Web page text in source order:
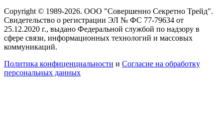
Copyright © 1989-2026. ООО "Совершенно Секретно Трейд".
Свидетельство о регистрации ЭЛ № ФС 77-79634 от
25.12.2020 г., выдано Федеральной службой по надзору в
сфере связи, информационных технологий и массовых
коммуникаций.
Политика конфиценциальности и Согласие на обработку
персональных данных